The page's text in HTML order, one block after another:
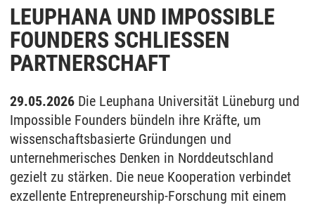
LEUPHANA UND IMPOSSIBLE
FOUNDERS SCHLIESSEN P
ARTNERSCHAFT
29.05.2026 Die Leuphana Universität Lüneburg und
Impossible Founders bündeln ihre Kräfte, um
wissenschaftsbasierte Gründungen und
unternehmerisches Denken in Norddeutschland
gezielt zu stärken. Die neue Kooperation verbindet
exzellente Entrepreneurship-Forschung mit einem